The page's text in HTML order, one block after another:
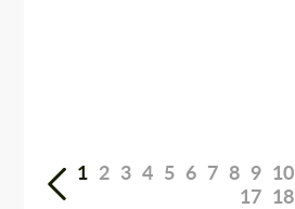
1 2 3 4 5 6 7 8 9 10
17 18